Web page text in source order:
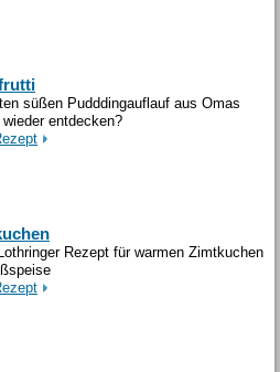
süßen Pudddingauflauf aus Omas
entdecken?
Rezept für warmen Zimtkuchen